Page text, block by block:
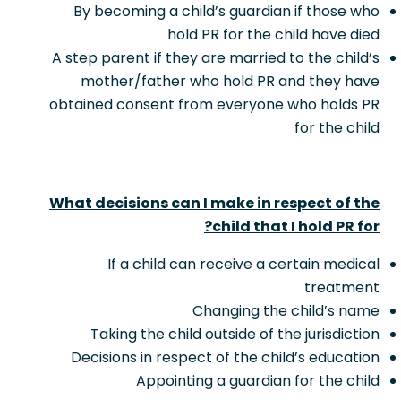
By becoming a child’s guardian if those who
hold PR for the child have died
A step parent if they are married to the child’s
mother/father who hold PR and they have
obtained consent from everyone who holds PR
for the child
What decisions can I make in respect of the
child that I hold PR for?
If a child can receive a certain medical
treatment
Changing the child’s name
Taking the child outside of the jurisdiction
Decisions in respect of the child’s education
Appointing a guardian for the child